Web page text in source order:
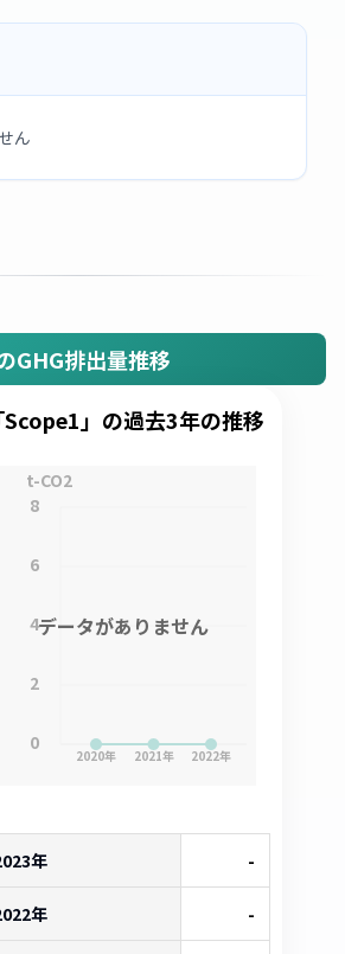
ん
GHG排出量推移
Scope1」の過去3年の推移
2020年 2021年 2022年
0
2
4
6
8
t-CO2
データがありません
年 -
年 -